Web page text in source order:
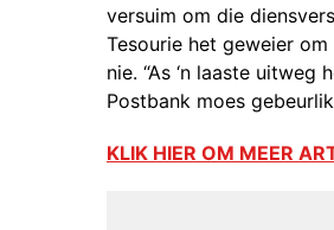
versuim om die
Tesourie het geweier
nie. “As ‘n laaste
Postbank moes
KLIK HIER OM MEER